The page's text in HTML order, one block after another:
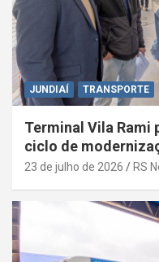
JUNDIAÍ TRANSPORTE
Terminal Vila Rami
ciclo de
23 de julho de 2026 RS